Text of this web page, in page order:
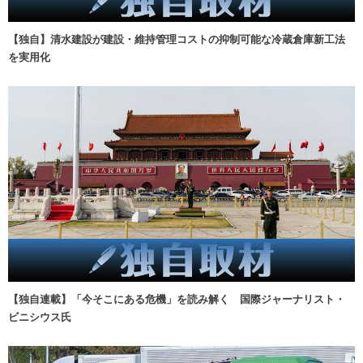
【独自】清水建設が建設・維持管理コストの抑制可能な冷蔵倉庫新工法
を実用化
【独自連載】「今そこにある危機」を読み解く 国際ジャーナリスト・
ビニシウス氏